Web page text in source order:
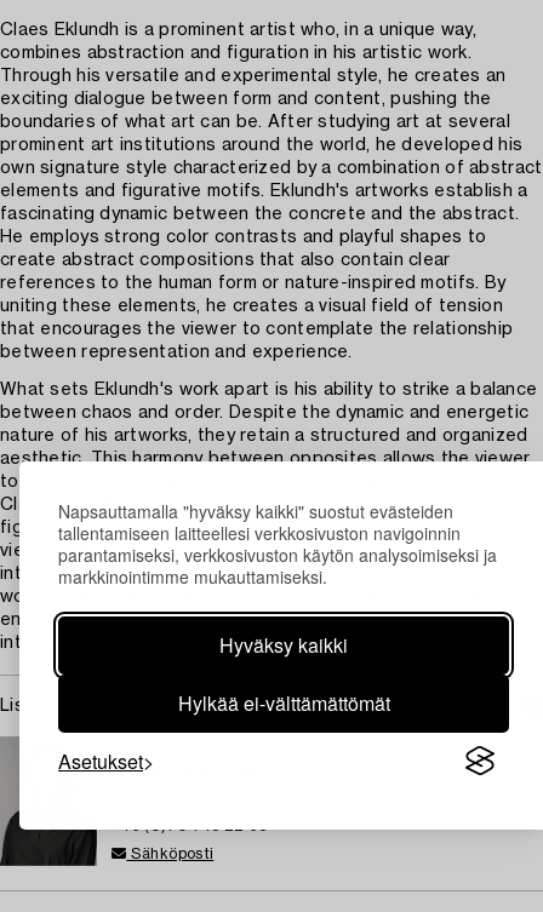
Napsauttamalla "hyväksy kaikki" suostut evästeiden
tallentamiseen laitteellesi verkkosivuston navigoinnin
parantamiseksi, verkkosivuston käytön analysoimiseksi ja
markkinointimme mukauttamiseksi.
Hyväksy kaikki
Hylkää ei-välttämättömät
Asetukset
Claes Eklundh is a prominent artist who, in a unique way,
combines abstraction and figuration in his artistic work.
Through his versatile and experimental style, he creates an
exciting dialogue between form and content, pushing the
boundaries of what art can be. After studying art at several
prominent art institutions around the world, he developed his
own signature style characterized by a combination of abstract
elements and figurative motifs. Eklundh's artworks establish a
fascinating dynamic between the concrete and the abstract.
He employs strong color contrasts and playful shapes to
create abstract compositions that also contain clear
references to the human form or nature-inspired motifs. By
uniting these elements, he creates a visual field of tension
that encourages the viewer to contemplate the relationship
between representation and experience.
What sets Eklundh's work apart is his ability to strike a balance
between chaos and order. Despite the dynamic and energetic
nature of his artworks, they retain a structured and organized
aesthetic. This harmony between opposites allows the viewer
to discover new dimensions and meanings within the works.
Claes Eklundh's artistic exploration of abstraction and
figuration is not only visually appealing but also invites the
viewer to engage in a deeper reflection on the multifaceted
interplay between the artist, the work, and the viewer. His
works challenge conventional ideas of representation and
encourage the viewer to question and explore their own
interpretations and experiences.
Lisätietoja ja kuntoraportit
Mollie Engström
Sähköposti